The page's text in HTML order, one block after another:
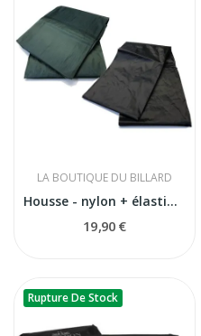
LA BOUTIQUE DU BILLARD
Housse - nylon + élastique 9FT
19,90 €
Rupture De Stock